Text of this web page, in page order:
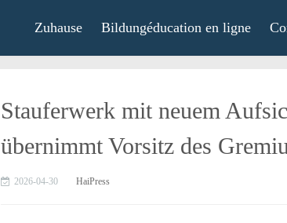
Zuhause Bildungéducation en ligne
Stauferwerk mit neuem
übernimmt Vorsitz des
2026-04-30 HaiPress